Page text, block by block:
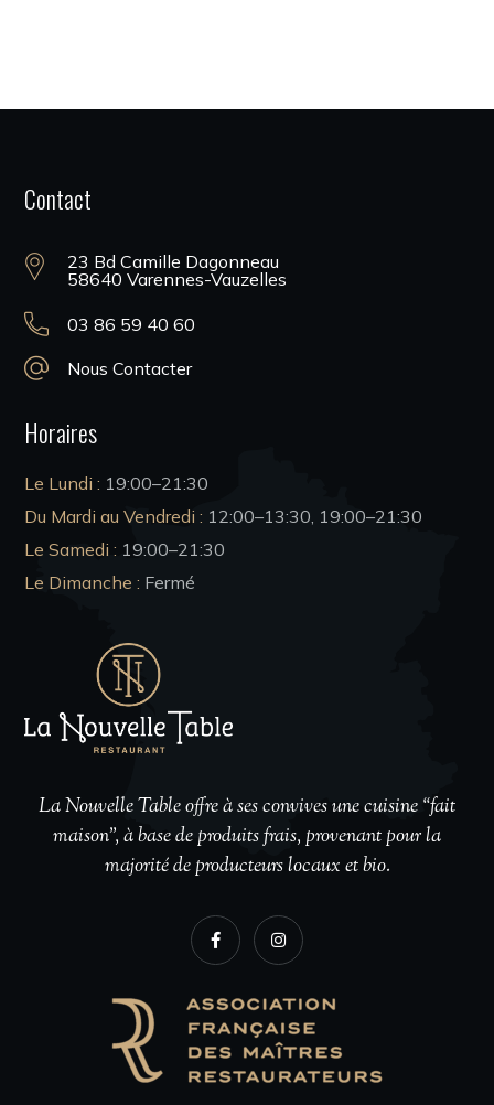
Contact
23 Bd Camille Dagonneau
58640 Varennes-Vauzelles
03 86 59 40 60
Nous Contacter
Horaires
Le Lundi : 19:00–21:30
Du Mardi au Vendredi : 12:00–13:30, 19:00–21:30
Le Samedi : 19:00–21:30
Le Dimanche : Fermé
La Nouvelle Table offre à ses convives une cuisine “fait
maison”, à base de produits frais, provenant pour la
majorité de producteurs locaux et bio.